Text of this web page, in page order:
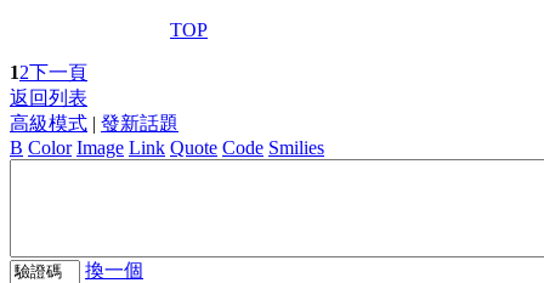
TOP
12下一頁
返回列表
高級模式 | 發新話題
B Color Image Link Quote Code Smilies
換一個